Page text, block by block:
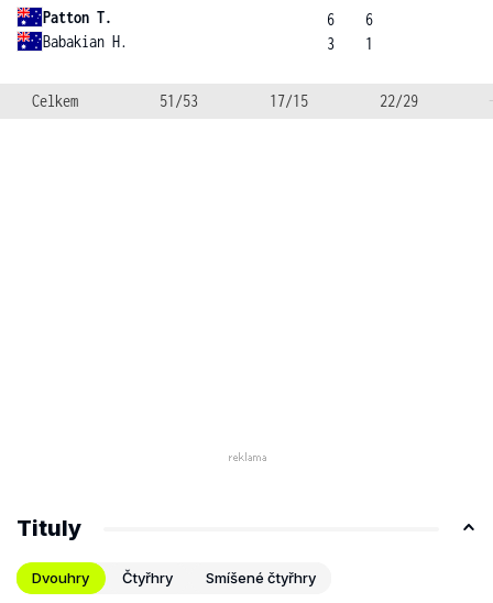
Patton T.
Babakian H.
6
3
6
1
Celkem 51/53 17/15 22/29
Tituly
Dvouhry Čtyřhry Smíšené čtyřhry